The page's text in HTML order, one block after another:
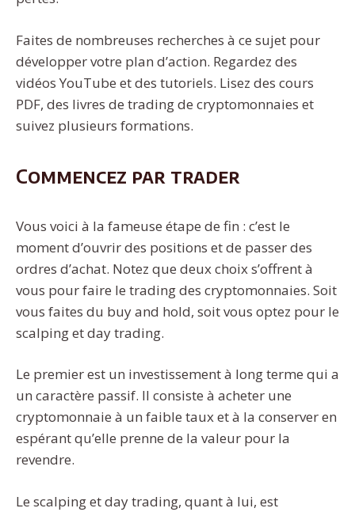
Faites de nombreuses recherches à ce sujet pour
développer votre plan d’action. Regardez des
vidéos YouTube et des tutoriels. Lisez des cours
PDF, des livres de trading de cryptomonnaies et
suivez plusieurs formations.
Commencez par trader
Vous voici à la fameuse étape de fin : c’est le
moment d’ouvrir des positions et de passer des
ordres d’achat. Notez que deux choix s’offrent à
vous pour faire le trading des cryptomonnaies. Soit
vous faites du buy and hold, soit vous optez pour le
scalping et day trading.
Le premier est un investissement à long terme qui a
un caractère passif. Il consiste à acheter une
cryptomonnaie à un faible taux et à la conserver en
espérant qu’elle prenne de la valeur pour la
revendre.
Le scalping et day trading, quant à lui, est